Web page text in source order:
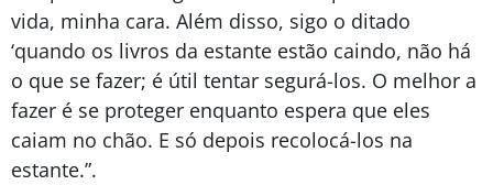
vida, minha cara. Além disso, sigo o ditado
‘quando os livros da estante estão caindo, não há
o que se fazer; é útil tentar segurá-los. O melhor a
fazer é se proteger enquanto espera que eles
caiam no chão. E só depois recolocá-los na
estante.”.